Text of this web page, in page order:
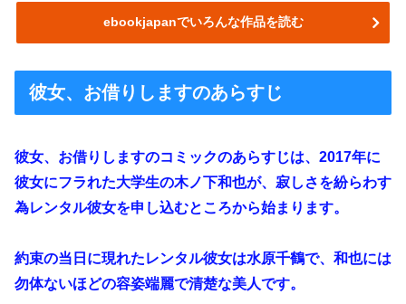
ebookjapanでいろんな作品を読む
彼女、お借りしますのあらすじ
彼女、お借りしますのコミックのあらすじは、2017年に
彼女にフラれた大学生の木ノ下和也が、寂しさを紛らわす
為レンタル彼女を申し込むところから始まります。
約束の当日に現れたレンタル彼女は水原千鶴で、和也には
勿体ないほどの容姿端麗で清楚な美人です。